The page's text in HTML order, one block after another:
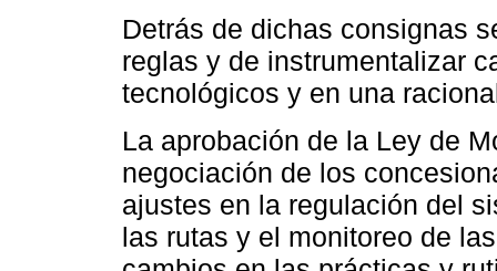
Detrás de dichas consignas
reglas y de instrumentalizar
tecnológicos y en una
La aprobación de la Ley de
negociación de los
ajustes en la regulación del
las rutas y el monitoreo de